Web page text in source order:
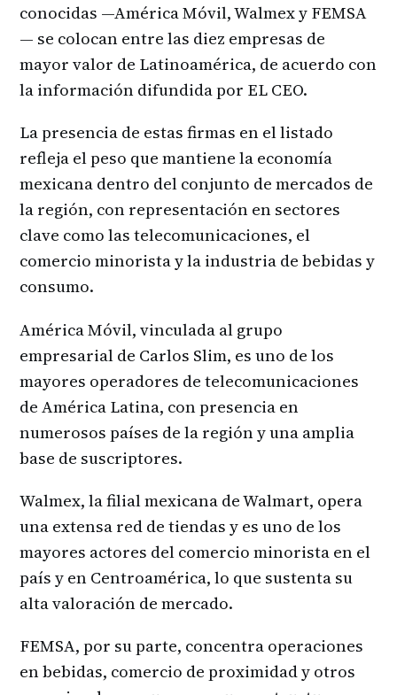
conocidas —América Móvil, Walmex y FEMSA
— se colocan entre las diez empresas de
mayor valor de Latinoamérica, de acuerdo con
la información difundida por EL CEO.
La presencia de estas firmas en el listado
refleja el peso que mantiene la economía
mexicana dentro del conjunto de mercados de
la región, con representación en sectores
clave como las telecomunicaciones, el
comercio minorista y la industria de bebidas y
consumo.
América Móvil, vinculada al grupo
empresarial de Carlos Slim, es uno de los
mayores operadores de telecomunicaciones
de América Latina, con presencia en
numerosos países de la región y una amplia
base de suscriptores.
Walmex, la filial mexicana de Walmart, opera
una extensa red de tiendas y es uno de los
mayores actores del comercio minorista en el
país y en Centroamérica, lo que sustenta su
alta valoración de mercado.
FEMSA, por su parte, concentra operaciones
en bebidas, comercio de proximidad y otros